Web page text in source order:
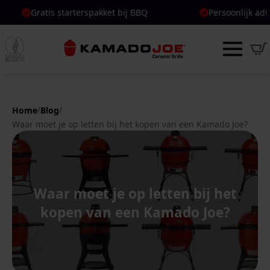
Gratis starterspakket bij BBQ Persoonlijk advies
Gratis starterspakket bij BBQ Persoonlijk advies
Home/Blog/
Waar moet je op letten bij het kopen van een Kamado Joe?
Waar moet je op letten bij het
kopen van een Kamado Joe?